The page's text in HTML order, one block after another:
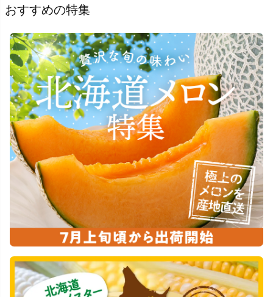
おすすめの特集